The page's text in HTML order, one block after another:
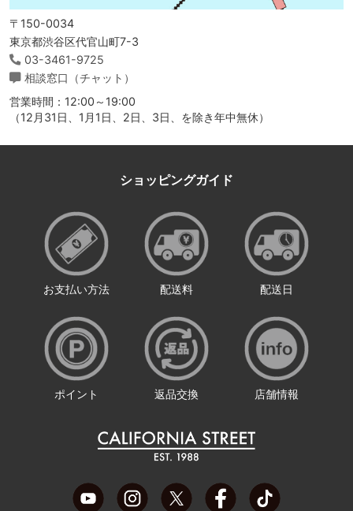
〒150-0034
東京都渋谷区代官山町7-3
03-3461-9725
相談窓口（チャット）
営業時間：12:00～19:00
（12月31日、1月1日、2日、3日、を除き年中無休）
ショッピングガイド
お支払い方法 配送料 配送日
ポイント 返品交換 店舗情報